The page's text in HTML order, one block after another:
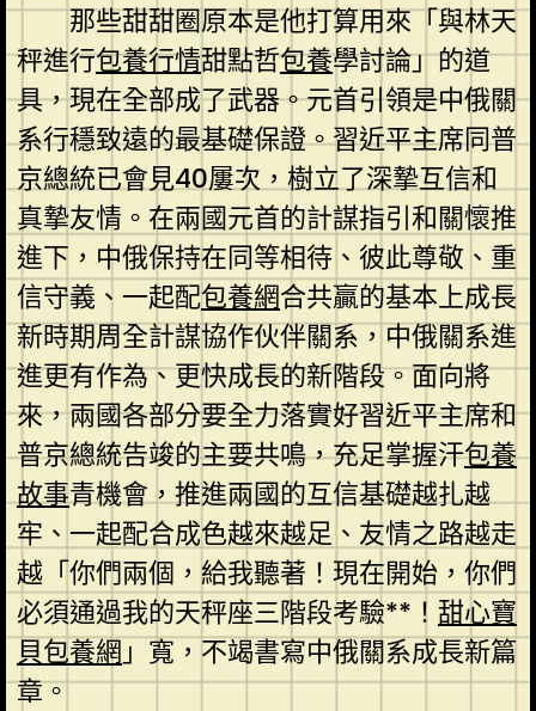
那些甜甜圈原本是他打算用來「與林天
秤進行包養行情甜點哲包養學討論」的道
具，現在全部成了武器。元首引領是中俄關
系行穩致遠的最基礎保證。習近平主席同普
京總統已會見40屢次，樹立了深摯互信和
真摯友情。在兩國元首的計謀指引和關懷推
進下，中俄保持在同等相待、彼此尊敬、重
信守義、一起配包養網合共贏的基本上成長
新時期周全計謀協作伙伴關系，中俄關系進
進更有作為、更快成長的新階段。面向將
來，兩國各部分要全力落實好習近平主席和
普京總統告竣的主要共鳴，充足掌握汗包養
故事青機會，推進兩國的互信基礎越扎越
牢、一起配合成色越來越足、友情之路越走
越「你們兩個，給我聽著！現在開始，你們
必須通過我的天秤座三階段考驗**！ 甜心寶
貝包養網 」寬，不竭書寫中俄關系成長新篇
章。